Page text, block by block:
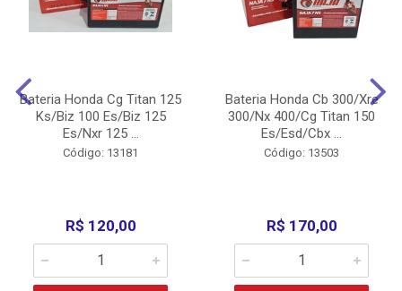
Bateria Honda Cg Titan 125
Ks/Biz 100 Es/Biz 125
Es/Nxr 125 ...
Código: 13181
R$ 120,00
Bateria Honda Cb 300/Xre
300/Nx 400/Cg Titan 150
Es/Esd/Cbx ...
Código: 13503
R$ 170,00